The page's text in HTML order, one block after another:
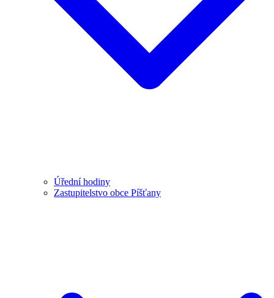
Úřední hodiny
Zastupitelstvo obce Píšťany